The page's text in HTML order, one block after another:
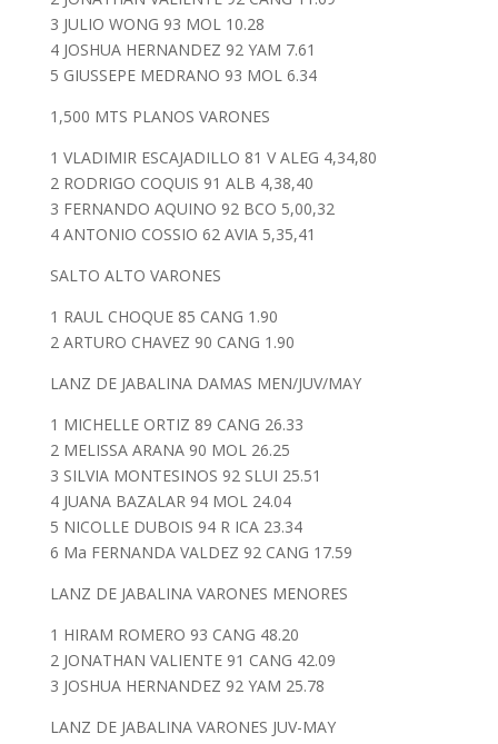
3 JULIO WONG 93 MOL 10.28
4 JOSHUA HERNANDEZ 92 YAM 7.61
5 GIUSSEPE MEDRANO 93 MOL 6.34
1,500 MTS PLANOS VARONES
1 VLADIMIR ESCAJADILLO 81 V ALEG 4,34,80
2 RODRIGO COQUIS 91 ALB 4,38,40
3 FERNANDO AQUINO 92 BCO 5,00,32
4 ANTONIO COSSIO 62 AVIA 5,35,41
SALTO ALTO VARONES
1 RAUL CHOQUE 85 CANG 1.90
2 ARTURO CHAVEZ 90 CANG 1.90
LANZ DE JABALINA DAMAS MEN/JUV/MAY
1 MICHELLE ORTIZ 89 CANG 26.33
2 MELISSA ARANA 90 MOL 26.25
3 SILVIA MONTESINOS 92 SLUI 25.51
4 JUANA BAZALAR 94 MOL 24.04
5 NICOLLE DUBOIS 94 R ICA 23.34
6 Ma FERNANDA VALDEZ 92 CANG 17.59
LANZ DE JABALINA VARONES MENORES
1 HIRAM ROMERO 93 CANG 48.20
2 JONATHAN VALIENTE 91 CANG 42.09
3 JOSHUA HERNANDEZ 92 YAM 25.78
LANZ DE JABALINA VARONES JUV-MAY